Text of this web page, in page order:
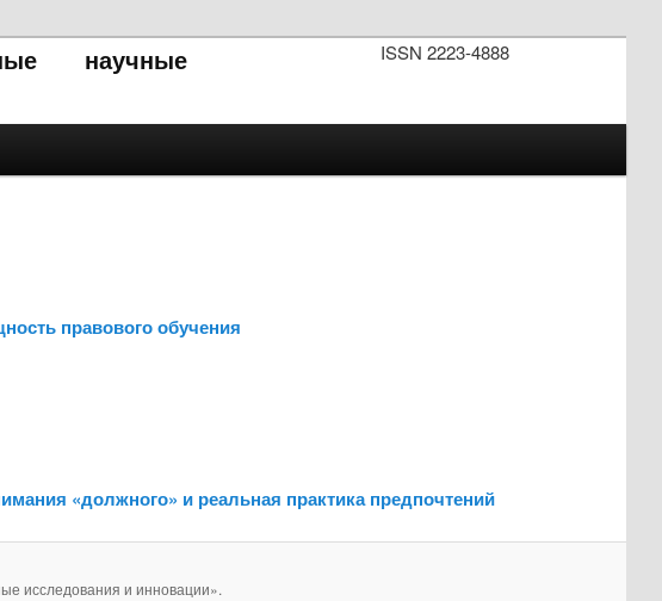
ISSN 2223-4888
научные
правового обучения
«должного» и реальная практика предпочтений
исследования и инновации».